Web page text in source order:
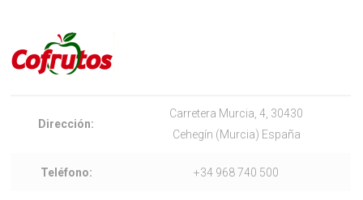
Dirección:
Carretera Murcia, 4, 30430
Cehegín (Murcia) España
Teléfono: +34 968 740 500